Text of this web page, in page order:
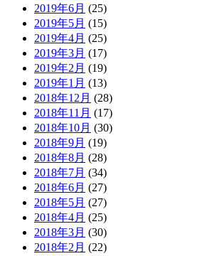
2019年6月 (25)
2019年5月 (15)
2019年4月 (25)
2019年3月 (17)
2019年2月 (19)
2019年1月 (13)
2018年12月 (28)
2018年11月 (17)
2018年10月 (30)
2018年9月 (19)
2018年8月 (28)
2018年7月 (34)
2018年6月 (27)
2018年5月 (27)
2018年4月 (25)
2018年3月 (30)
2018年2月 (22)